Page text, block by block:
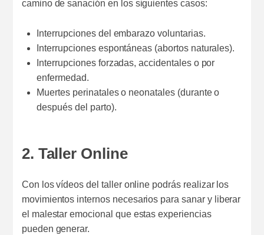
camino de sanación en los siguientes casos:
Interrupciones del embarazo voluntarias.
Interrupciones espontáneas (abortos naturales).
Interrupciones forzadas, accidentales o por
enfermedad.
Muertes perinatales o neonatales (durante o
después del parto).
2. Taller Online
Con los vídeos del taller online podrás realizar los
movimientos internos necesarios para sanar y liberar
el malestar emocional que estas experiencias
pueden generar.